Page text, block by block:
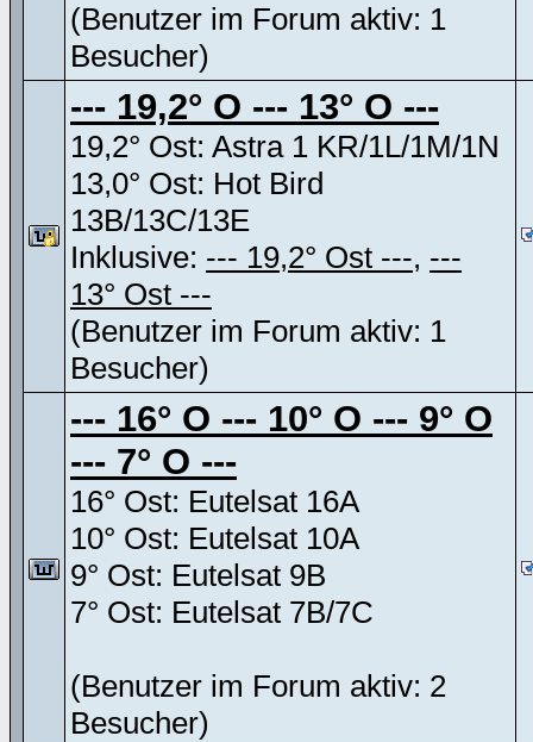
(Benutzer im Forum aktiv: 1
Besucher)
--- 19,2° O --- 13° O ---
19,2° Ost: Astra 1 KR/1L/1M/1N
13,0° Ost: Hot Bird
13B/13C/13E
Inklusive: --- 19,2° Ost ---, ---
13° Ost ---
(Benutzer im Forum aktiv: 1
Besucher)
--- 16° O --- 10° O --- 9° O
--- 7° O ---
16° Ost: Eutelsat 16A
10° Ost: Eutelsat 10A
9° Ost: Eutelsat 9B
7° Ost: Eutelsat 7B/7C
(Benutzer im Forum aktiv: 2
Besucher)